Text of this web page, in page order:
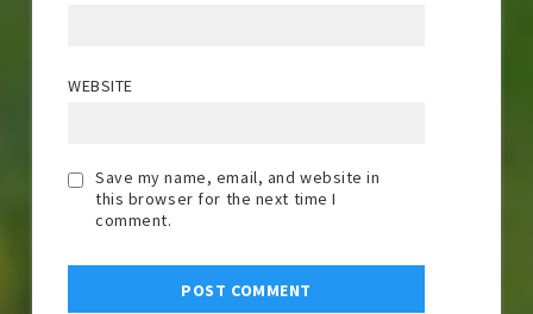
WEBSITE
Save my name, email, and website in
this browser for the next time I
comment.